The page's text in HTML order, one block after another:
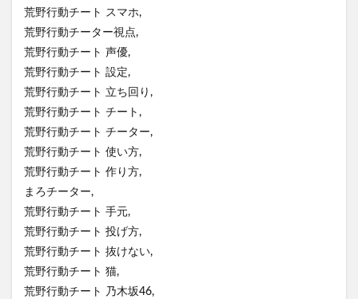
荒野行動チート スマホ,
荒野行動チーター視点,
荒野行動チート 声優,
荒野行動チート 設定,
荒野行動チート 立ち回り,
荒野行動チート チート,
荒野行動チート チーター,
荒野行動チート 使い方,
荒野行動チート 作り方,
まろチーター,
荒野行動チート 手元,
荒野行動チート 投げ方,
荒野行動チート 抜けない,
荒野行動チート 猫,
荒野行動チート 乃木坂46,